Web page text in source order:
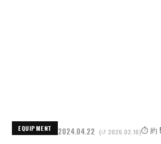
EQUIPMENT 2024.04.22 (↺ 2026.02.16)⏱️ 約